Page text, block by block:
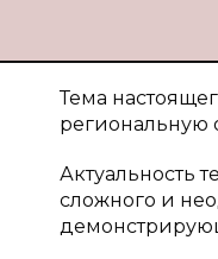
Тема
региональную
Актуальность
сложного и